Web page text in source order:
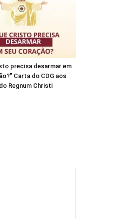
precisa desarmar em
Carta do CDG aos
Regnum Christi